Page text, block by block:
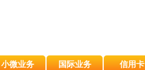
小微业务 国际业务 信用卡